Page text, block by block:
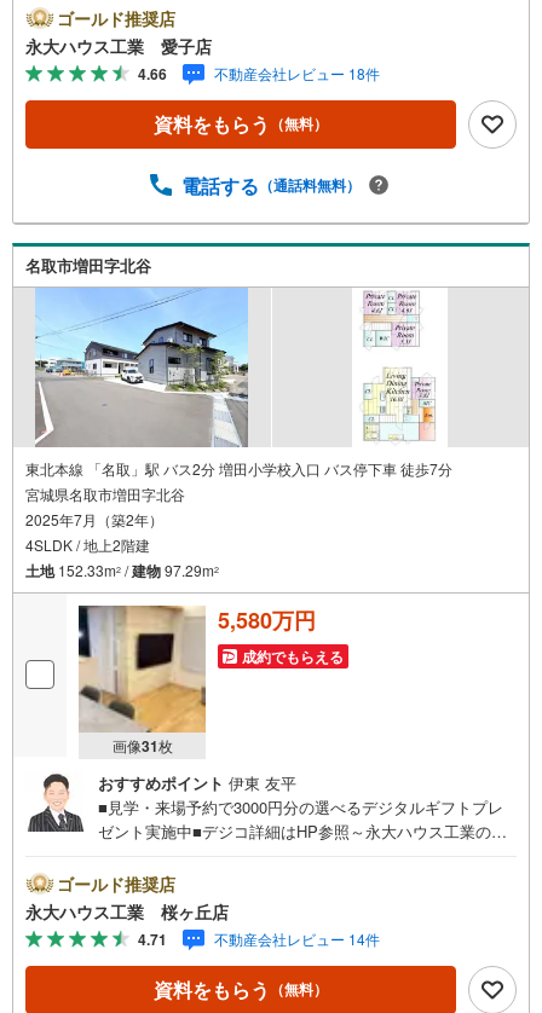
中心に宮城県内の多数店舗で展開中！こちらでは当社の強
みを大きく2つに分けてご紹介！1.＜豊富な不動産知識＞戸
建・マンション・土地...と種別を問わず不動産を取り扱っ
ております。更に教育施設や商業施設、子育て環境や行政
などの地域情報を総合し、お客様により良い物件選びをし
て頂けるよう、しっかりとサポートさせて頂きます。2.＜
し】【リフォーム】など住宅に関する様々なご質問はもち
も、誠心誠意ご説明させて頂きます。各店舗ではキッズス
ペースも完備！お子様連れのご家族様で是非お越しくださ
い。営業時間:10:00～18:00（定休日火・水曜日※店舗によ
り変動あり）現地のご案内も可能ですので、どうぞお気軽
にお問い合わせください！
ゴールド推奨店
永大ハウス工業 愛子店
4.66 不動産会社レビュー 18件
資料をもらう （無料）
電話する （通話料無料）
名取市増田字北谷
東北本線 「名取」駅 バス2分 増田小学校入口 バス停下車 徒歩7分
宮城県名取市増田字北谷
2025年7月（築2年）
4SLDK / 地上2階建
土地152.33m2 /建物97.29m2
画像31枚
5,580万円
成約でもらえる
おすすめポイント 伊東 友平
■見学・来場予約で3000円分の選べるデジタルギフトプレ
ゼント実施中■デジコ詳細はHP参照～永大ハウス工業の強
では当社の強みを大きく2つに分けてご紹介！1.＜豊富な不
動産知識＞戸建・マンション・土地...と種別を問わず不動
産を取り扱っております。更に教育施設や商業施設、子育
て環境や行政などの地域情報を総合し、お客様により良い
物件選びをして頂けるよう、しっかりとサポートさせて頂
きます。2.＜経験豊富なスタッフ＞当社では【購入】【売
ゴールド推奨店
永大ハウス工業 桜ヶ丘店
4.71 不動産会社レビュー 14件
資料をもらう （無料）